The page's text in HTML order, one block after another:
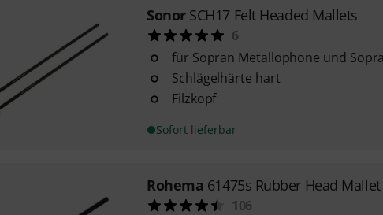
Sonor SCH17 Felt Headed Mallets
6
für Sopran Metallophone und
Schlägelhärte hart
Filzkopf
Sofort lieferbar
Rohema 61475s Rubber Head Mallet
106